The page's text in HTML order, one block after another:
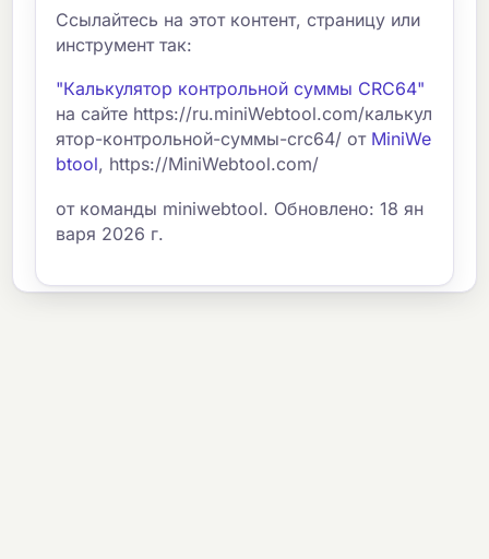
Ссылайтесь на этот контент, страницу или
инструмент так:
"Калькулятор контрольной суммы CRC64"
на сайте https://ru.miniWebtool.com/калькул
ятор-контрольной-суммы-crc64/ от MiniWe
btool, https://MiniWebtool.com/
от команды miniwebtool. Обновлено: 18 ян
варя 2026 г.